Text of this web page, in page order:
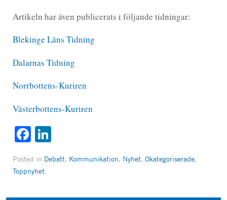
Artikeln har även publicerats i följande tidningar:
Blekinge Läns Tidning
Dalarnas Tidning
Norrbottens-Kuriren
Västerbottens-Kuriren
Facebook
LinkedIn
Posted in Debatt, Kommunikation, Nyhet, Okategoriserade,
Toppnyhet.